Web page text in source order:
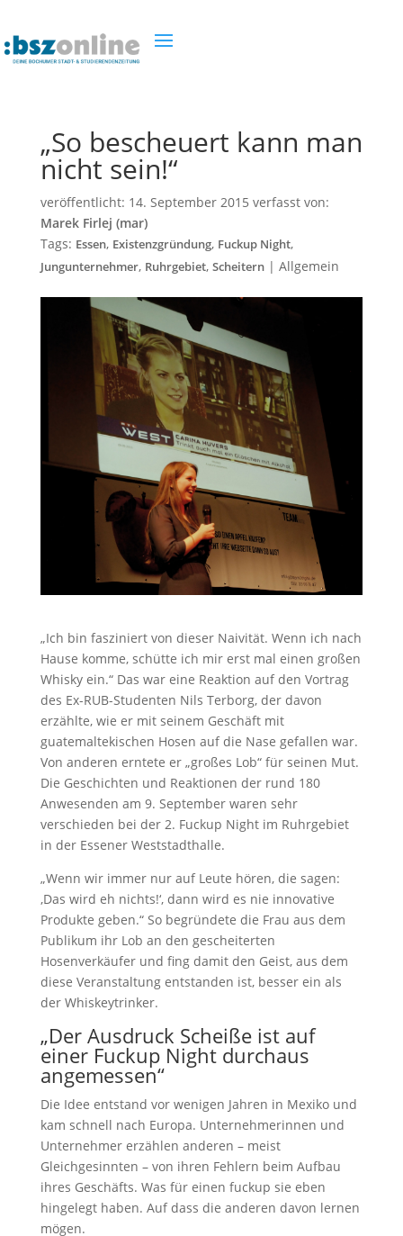
„So bescheuert kann man
nicht sein!“
veröffentlicht: 14. September 2015 verfasst von:
Marek Firlej (mar)
Tags: Essen, Existenzgründung, Fuckup Night,
Jungunternehmer, Ruhrgebiet, Scheitern| Allgemein
„Ich bin fasziniert von dieser Naivität. Wenn ich nach
Hause komme, schütte ich mir erst mal einen großen
Whisky ein.“ Das war eine Reaktion auf den Vortrag
des Ex-RUB-Studenten Nils Terborg, der davon
erzählte, wie er mit seinem Geschäft mit
guatemaltekischen Hosen auf die Nase gefallen war.
Von anderen erntete er „großes Lob“ für seinen Mut.
Die Geschichten und Reaktionen der rund 180
Anwesenden am 9. September waren sehr
verschieden bei der 2. Fuckup Night im Ruhrgebiet
in der Essener Weststadthalle.
„Wenn wir immer nur auf Leute hören, die sagen:
‚Das wird eh nichts!‘, dann wird es nie innovative
Produkte geben.“ So begründete die Frau aus dem
Publikum ihr Lob an den gescheiterten
Hosenverkäufer und fing damit den Geist, aus dem
diese Veranstaltung entstanden ist, besser ein als
der Whiskeytrinker.
„Der Ausdruck Scheiße ist auf
einer Fuckup Night durchaus
angemessen“
Die Idee entstand vor wenigen Jahren in Mexiko und
kam schnell nach Europa. Unternehmerinnen und
Unternehmer erzählen anderen – meist
Gleichgesinnten – von ihren Fehlern beim Aufbau
ihres Geschäfts. Was für einen fuckup sie eben
hingelegt haben. Auf dass die anderen davon lernen
mögen.